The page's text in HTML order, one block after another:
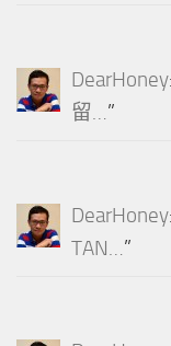
DearHoney
留…”
DearHoney
TAN…”